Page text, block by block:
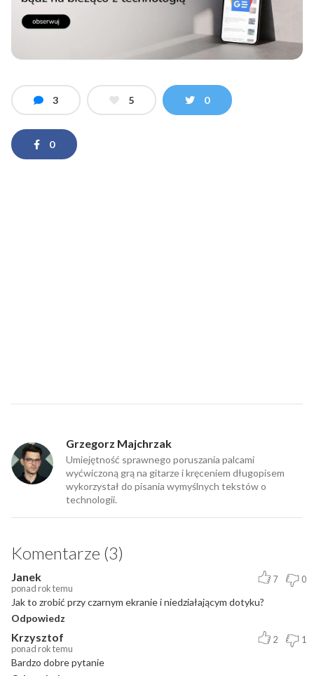
3 5 0
0
Grzegorz Majchrzak
Umiejętność sprawnego poruszania palcami
wyćwiczoną grą na gitarze i kręceniem długopisem
wykorzystał do pisania wymyślnych tekstów o
technologii.
Komentarze (3)
Janek
ponad rok temu
7 0
Jak to zrobić przy czarnym ekranie i niedziałającym dotyku?
Odpowiedz
Krzysztof
ponad rok temu
2 1
Bardzo dobre pytanie